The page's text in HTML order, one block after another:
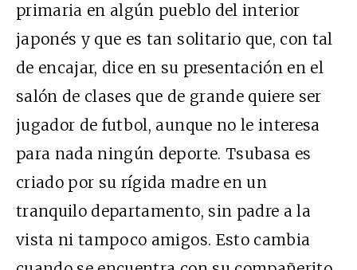
primaria en algún pueblo del interior
japonés y que es tan solitario que, con tal
de encajar, dice en su presentación en el
salón de clases que de grande quiere ser
jugador de futbol, aunque no le interesa
para nada ningún deporte. Tsubasa es
criado por su rígida madre en un
tranquilo departamento, sin padre a la
vista ni tampoco amigos. Esto cambia